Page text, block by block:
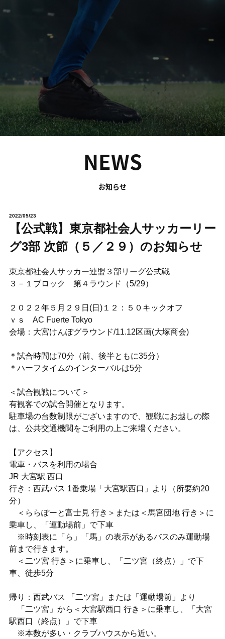
NEWS
お知らせ
2022/05/23
【公式戦】東京都社会人サッカーリー
グ3部 次節（５／２９）のお知らせ
東京都社会人サッカー連盟３部リーグ公式戦
３－１ブロック 第４ラウンド（5/29）
２０２２年５月２９日(日)１２：５０キックオフ
ｖｓ AC Fuerte Tokyo
会場：大宮けんぽグラウンド/11.12区画(大塚商会)
＊試合時間は70分（前、後半ともに35分）
＊ハーフタイムのインターバルは5分
＜試合観戦について＞
有観客での試合開催となります。
駐車場の台数制限がございますので、観戦にお越しの際
は、公共交通機関をご利用の上ご来場ください。
【アクセス】
電車・バスを利用の場合
JR 大宮駅 西口
行き：西武バス 1番乗場「大宮駅西口」より（所要約20
分）
＜ららぽーと富士見 行き＞または＜馬宮団地 行き＞に
乗車し、「運動場前」で下車
※時刻表に「ら」「馬」の表示があるバスのみ運動場
前まで行きます。
＜二ツ宮 行き＞に乗車し、「二ツ宮（終点）」で下
車、徒歩5分
帰り：西武バス 「二ツ宮」または「運動場前」より
「二ツ宮」から＜大宮駅西口 行き＞に乗車し、「大宮
駅西口（終点）」で下車
※本数が多い・クラブハウスから近い。